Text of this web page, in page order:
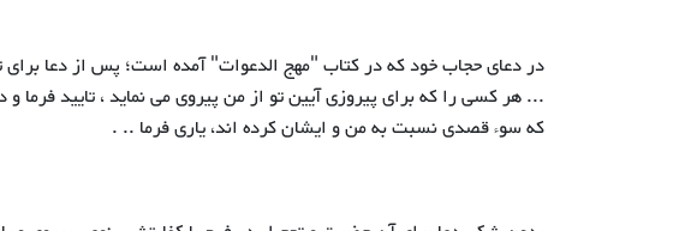
در دعای حجاب خود که در کتاب "مهج الدعوات" آمده است؛ پس از دعا
... هر کسی را که برای پیروزی آیین تو از من پیروی می نماید ، تایید فرما
که سوء قصدی نسبت به من و ایشان کرده اند، یاری فرما .. .